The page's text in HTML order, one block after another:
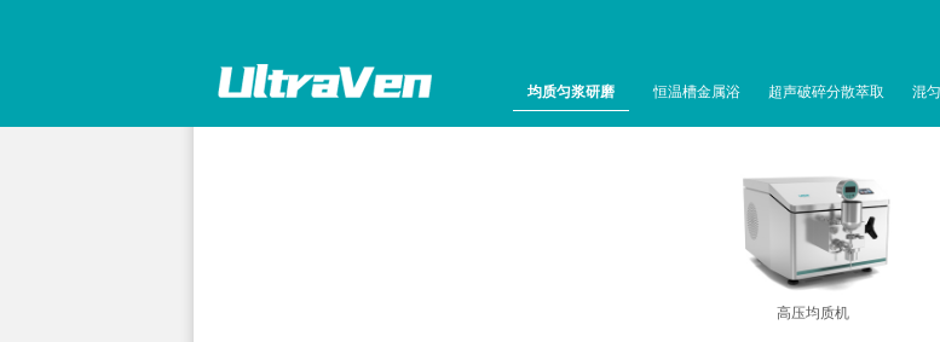
均质匀浆研磨 恒温槽金属浴 超声破碎分散萃取 混
高压均质机